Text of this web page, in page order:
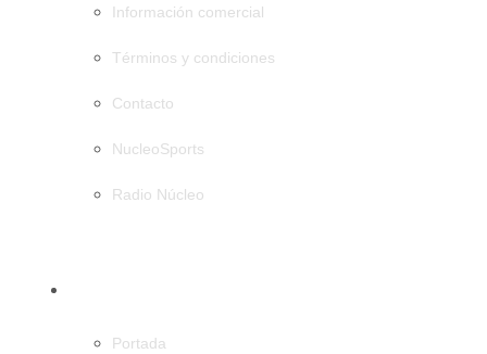
Información comercial
Términos y condiciones
Contacto
NucleoSports
Radio Núcleo
Portada